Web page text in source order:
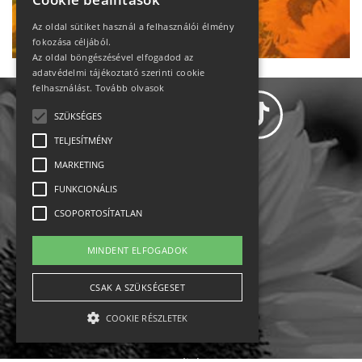
Ne maradj le!
Állásajánlatok
Impresszum-kapcsolat
Jogi nyilatkozat
Rólunk
Az oldal sütiket használ a felhasználói élmény
fokozása céljából.
Az oldal böngészésével elfogadod az
adatvédelmi tájékoztató szerinti cookie
felhasználást. Tovább olvasok
SZÜKSÉGES
TELJESÍTMÉNY
MARKETING
FUNKCIONÁLIS
CSOPORTOSÍTATLAN
MINDENT ELFOGADOK
CSAK A SZÜKSÉGESET
COOKIE RÉSZLETEK